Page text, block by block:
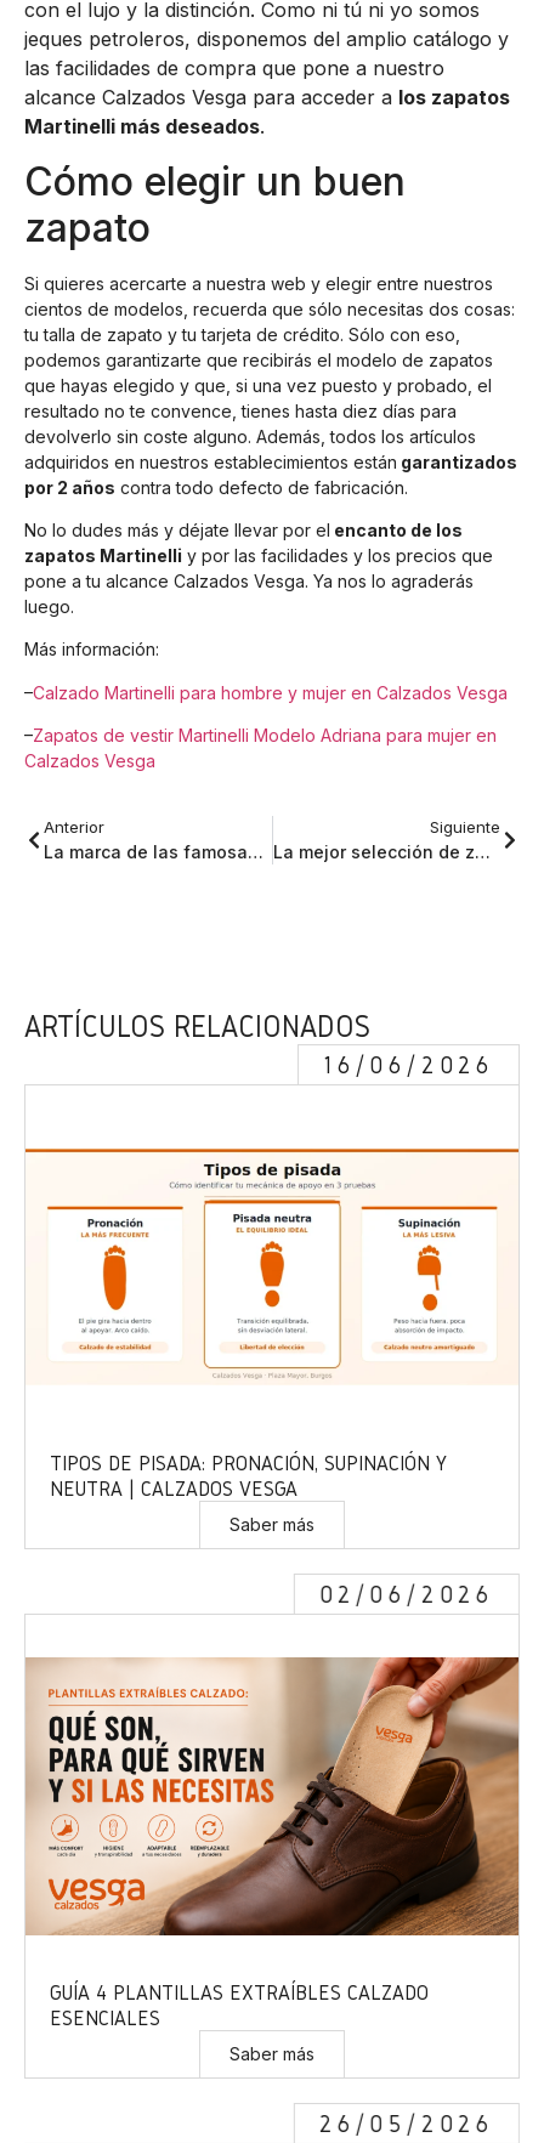
con el lujo y la distinción. Como ni tú ni yo somos
jeques petroleros, disponemos del amplio catálogo y
las facilidades de compra que pone a nuestro
alcance Calzados Vesga para acceder a los zapatos
Martinelli más deseados.
Cómo elegir un buen
zapato
Si quieres acercarte a nuestra web y elegir entre nuestros
cientos de modelos, recuerda que sólo necesitas dos cosas:
tu talla de zapato y tu tarjeta de crédito. Sólo con eso,
podemos garantizarte que recibirás el modelo de zapatos
que hayas elegido y que, si una vez puesto y probado, el
resultado no te convence, tienes hasta diez días para
devolverlo sin coste alguno. Además, todos los artículos
adquiridos en nuestros establecimientos están garantizados
por 2 años contra todo defecto de fabricación.
No lo dudes más y déjate llevar por el encanto de los
zapatos Martinelli y por las facilidades y los precios que
pone a tu alcance Calzados Vesga. Ya nos lo agraderás
luego.
Más información:
–Calzado Martinelli para hombre y mujer en Calzados Vesga
–Zapatos de vestir Martinelli Modelo Adriana para mujer en
Calzados Vesga
Anterior
La marca de las famosas: Zapatos Lodi
Siguiente
La mejor selección de zapatos Pikolinos
ARTÍCULOS RELACIONADOS
16/06/2026
TIPOS DE PISADA: PRONACIÓN, SUPINACIÓN Y
NEUTRA | CALZADOS VESGA
Saber más
02/06/2026
GUÍA 4 PLANTILLAS EXTRAÍBLES CALZADO
ESENCIALES
Saber más
26/05/2026